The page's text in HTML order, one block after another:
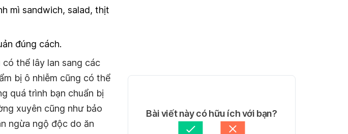
mì sandwich, salad, thịt
đúng cách.
thể lây lan sang các
bị ô nhiễm cũng có thể
quá trình bạn chuẩn bị
xuyên cũng như bảo
ngừa ngộ độc do ăn
Bài viết này có hữu ích với bạn?